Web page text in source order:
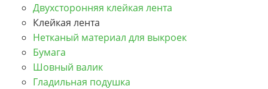
Двухсторонняя клейкая лента
Клейкая лента
Нетканый материал для выкроек
Бумага
Шовный валик
Гладильная подушка